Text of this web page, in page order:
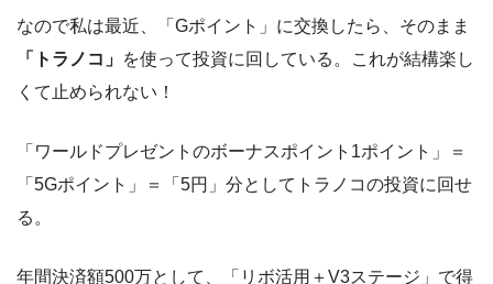
なので私は最近、「Gポイント」に交換したら、そのまま
「トラノコ」 を使って投資に回している。これが結構楽し
くて止められない！
「ワールドプレゼントのボーナスポイント1ポイント」＝
「5Gポイント」＝「5円」分としてトラノコの投資に回せ
る。
年間決済額500万として、「リボ活用＋V3ステージ」で得